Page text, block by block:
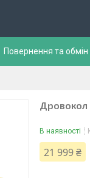
Повернення та обмін
Дровокол
В наявності
21 999 ₴